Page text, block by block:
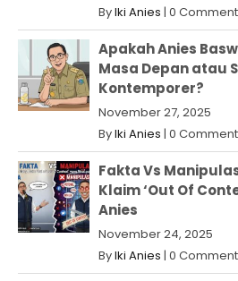
ByIki Anies | 0
Apakah Anies
Masa Depan atau
Kontemporer?
November 27, 2025
ByIki Anies | 0
Fakta Vs
Klaim ‘Out Of
Anies
November 24, 2025
ByIki Anies | 0